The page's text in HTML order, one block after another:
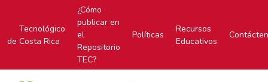
Tecnológico
de Costa Rica
¿Cómo
publicar en
el
Repositorio
TEC?
Políticas
Recursos
Educativos